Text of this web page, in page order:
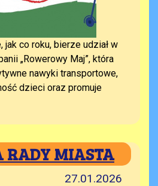
co roku, bierze udział w
„Rowerowy Maj”, która
nawyki transportowe,
dzieci oraz promuje
RADY MIASTA
27.01.2026